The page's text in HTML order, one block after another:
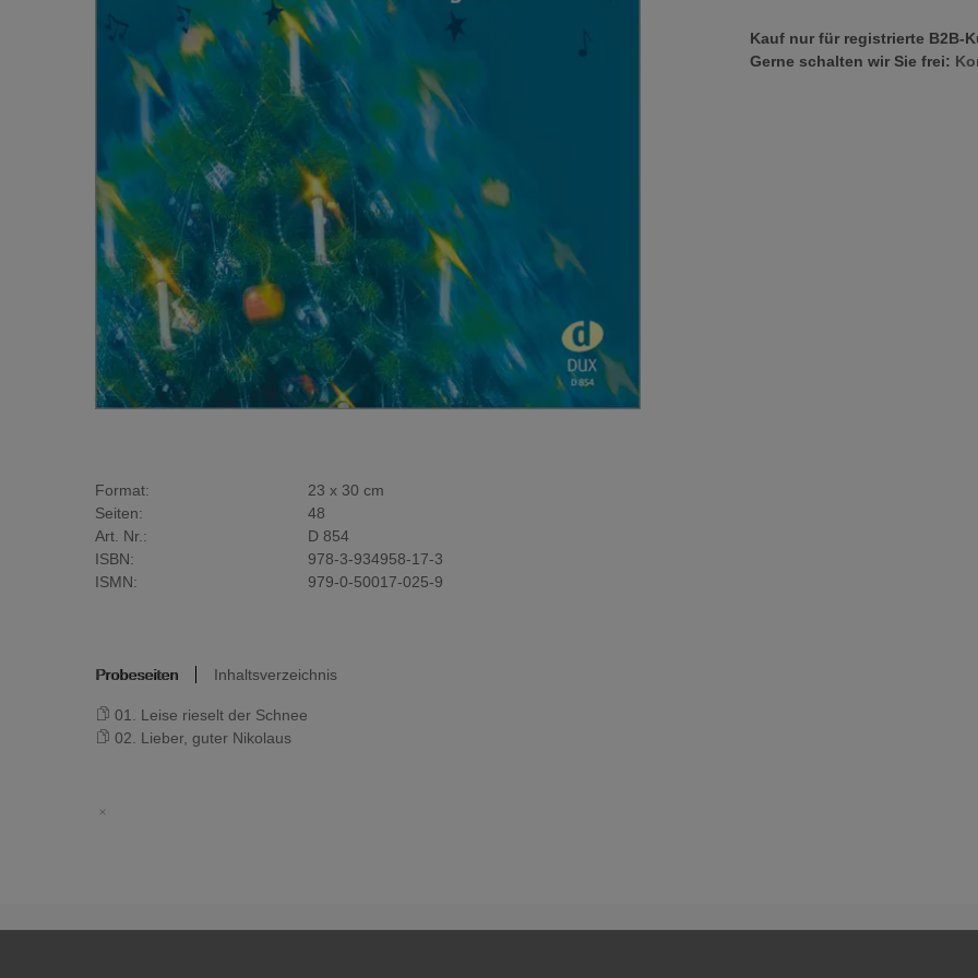
Kauf nur für registrierte B2B-
Gerne schalten wir Sie frei:
Format:
23 x 30 cm
Seiten:
48
Art. Nr.:
D 854
ISBN:
978-3-934958-17-3
ISMN:
979-0-50017-025-9
Probeseiten Inhaltsverzeichnis
01. Leise rieselt der Schnee
02. Lieber, guter Nikolaus